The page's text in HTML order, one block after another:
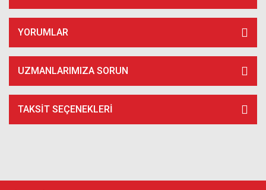
YORUMLAR
UZMANLARIMIZA SORUN
TAKSIT SEÇENEKLERI